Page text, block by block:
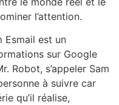
l’attention.
Esmail est un
sur Google
Robot, s’appeler Sam
à suivre car
qu’il réalise,